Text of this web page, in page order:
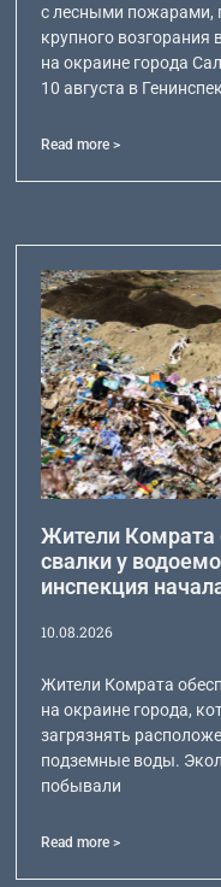
с лесными пожарами,
крупного
на окраине города
10 августа в
Read more >
Жители Комрата
свалки у
инспекция
10.08.2026
Жители Комрата
на окраине города,
загрязнять
подземные воды.
побывали
Read more >